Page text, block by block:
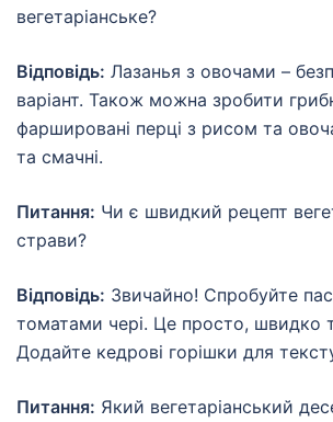
вегетаріанське?
Відповідь: Лазанья з овочами –
варіант. Також можна зробити
фаршировані перці з рисом та
та смачні.
Питання: Чи є швидкий рецепт
страви?
Відповідь: Звичайно! Спробуйте
томатами чері. Це просто, швидко
Додайте кедрові горішки для
Питання: Який вегетаріанський